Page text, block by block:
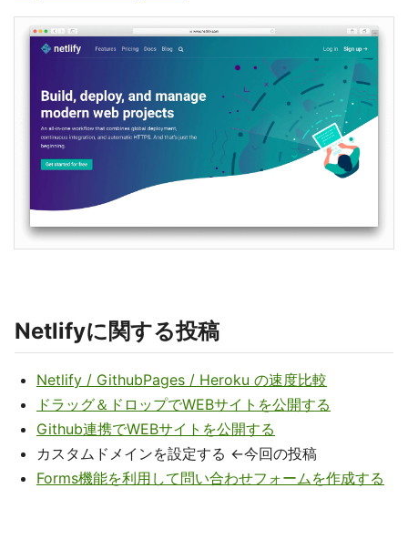
Netlifyに関する投稿
Netlify / GithubPages / Heroku の速度比較
ドラッグ＆ドロップでWEBサイトを公開する
Github連携でWEBサイトを公開する
カスタムドメインを設定する ←今回の投稿
Forms機能を利用して問い合わせフォームを作成する